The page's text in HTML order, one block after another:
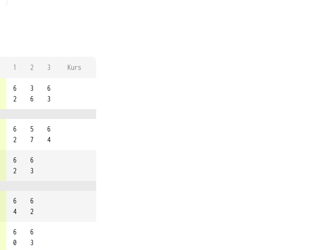
1 2 3 Kurs
6
2
3
6
6
3
6
2
5
7
6
4
6
2
6
3
6
4
6
2
6
0
6
3